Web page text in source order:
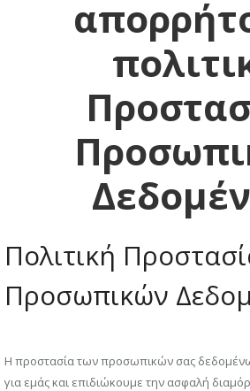
Πολιτική
Προσωπικών
Η προστασία των προσωπικών σας
για εμάς και επιδιώκουμε την ασφαλή